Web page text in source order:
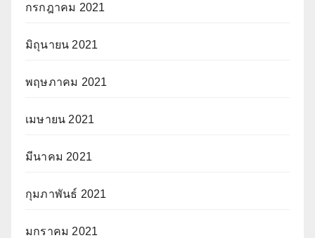
กรกฎาคม 2021
มิถุนายน 2021
พฤษภาคม 2021
เมษายน 2021
มีนาคม 2021
กุมภาพันธ์ 2021
มกราคม 2021